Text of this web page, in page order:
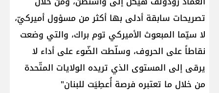
تصريحات سابقة أدلى بها أكثر من مسؤول أميركيّ،
لا سيّما المبعوث الأميركي توم براك، والتي وضعت
نقاطاً على الحروف، وسلّطت الضّوء على أداء لا
يرقى إلى المستوى الذي تريده الولايات المتّحدة
من خلال ما تعتبره فرصة أُعطِيَت للبنان"